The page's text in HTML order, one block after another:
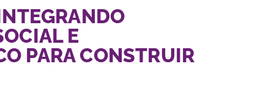
E
PARA CONSTRUIR